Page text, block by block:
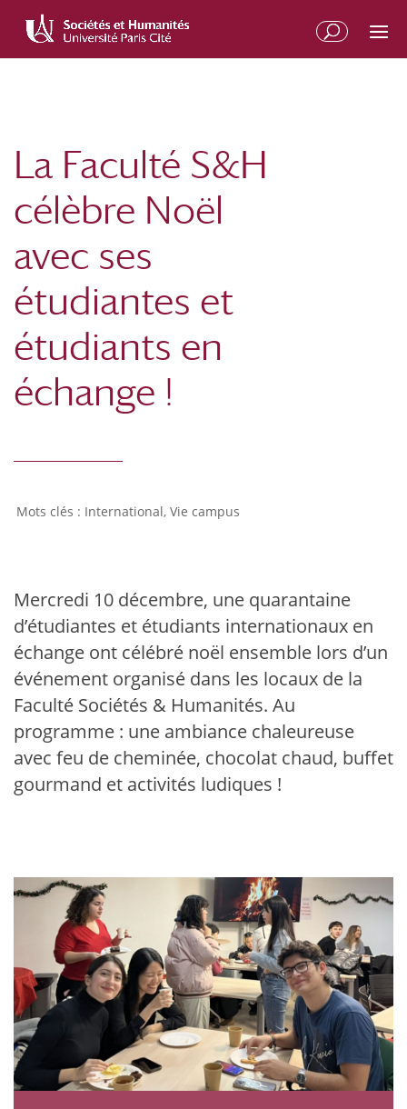
contenu
La Faculté S&H
célèbre Noël
avec ses
étudiantes et
étudiants en
échange !
International, Vie campus
Mercredi 10 décembre, une quarantaine
d’étudiantes et étudiants internationaux en
échange ont célébré noël ensemble lors d’un
événement organisé dans les locaux de la
Faculté Sociétés & Humanités. Au
programme : une ambiance chaleureuse
avec feu de cheminée, chocolat chaud, buffet
gourmand et activités ludiques !